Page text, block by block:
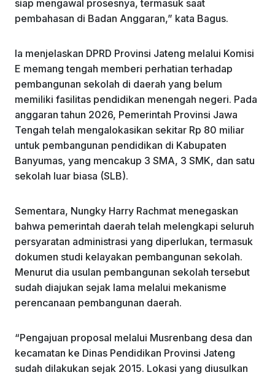
siap mengawal prosesnya, termasuk saat
pembahasan di Badan Anggaran,” kata Bagus.
Ia menjelaskan DPRD Provinsi Jateng melalui Komisi
E memang tengah memberi perhatian terhadap
pembangunan sekolah di daerah yang belum
memiliki fasilitas pendidikan menengah negeri. Pada
anggaran tahun 2026, Pemerintah Provinsi Jawa
Tengah telah mengalokasikan sekitar Rp 80 miliar
untuk pembangunan pendidikan di Kabupaten
Banyumas, yang mencakup 3 SMA, 3 SMK, dan satu
sekolah luar biasa (SLB).
Sementara, Nungky Harry Rachmat menegaskan
bahwa pemerintah daerah telah melengkapi seluruh
persyaratan administrasi yang diperlukan, termasuk
dokumen studi kelayakan pembangunan sekolah.
Menurut dia usulan pembangunan sekolah tersebut
sudah diajukan sejak lama melalui mekanisme
perencanaan pembangunan daerah.
“Pengajuan proposal melalui Musrenbang desa dan
kecamatan ke Dinas Pendidikan Provinsi Jateng
sudah dilakukan sejak 2015. Lokasi yang diusulkan